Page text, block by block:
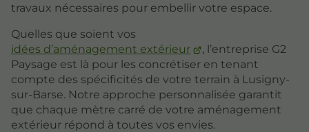
travaux nécessaires pour embellir votre espace.
Quelles que soient vos
idées d’aménagement extérieur
, l’entreprise G2
Paysage est là pour les concrétiser en tenant
compte des spécificités de votre terrain à Lusigny-
sur-Barse. Notre approche personnalisée garantit
que chaque mètre carré de votre aménagement
extérieur répond à toutes vos envies.